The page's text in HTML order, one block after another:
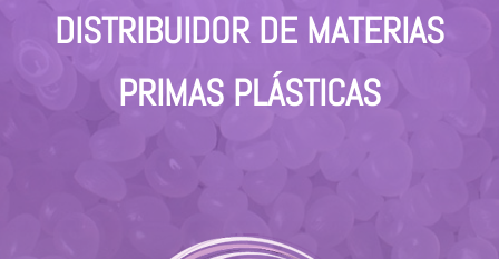
DISTRIBUIDOR DE MATERIAS
PRIMAS PLÁSTICAS